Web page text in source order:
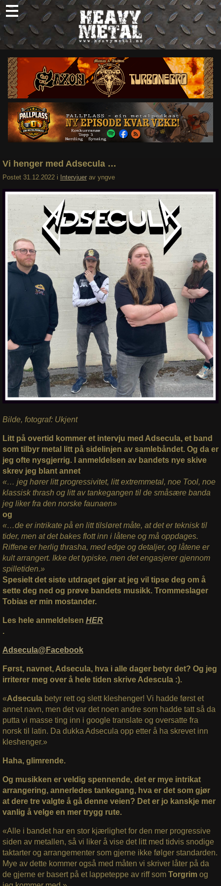
Skip
to
content
Nyheter
Omtaler
Intervjuer
Om oss
Abonner
Søk
Vi henger med Adsecula …
Postet 31.12.2022 i Intervjuer av yngve
Bilde, fotograf: Ukjent
Litt på overtid kommer et intervju med Adsecula, et band
som tilbyr metal litt på sidelinjen av samlebåndet. Og da er
jeg ofte nysgjerrig. I anmeldelsen av bandets nye skive
skrev jeg blant annet
«… jeg hører litt progressivitet, litt extremmetal, noe Tool, noe
klassisk thrash og litt av tankegangen til de småsære banda
jeg liker fra den norske faunaen»
og
«…de er intrikate på en litt tilsløret måte, at det er teknisk til
tider, men at det bakes flott inn i låtene og må oppdages.
Riffene er herlig thrasha, med edge og detaljer, og låtene er
kult arrangert. Ikke det typiske, men det engasjerer gjennom
spilletiden.»
Spesielt det siste utdraget gjør at jeg vil tipse deg om å
sette deg ned og prøve bandets musikk. Trommeslager
Tobias er min mostander.
Les hele anmeldelsen HER
.
Adsecula@Facebook
Først, navnet, Adsecula, hva i alle dager betyr det? Og jeg
irriterer meg over å hele tiden skrive Adescula :).
«Adsecula betyr rett og slett kleshenger! Vi hadde først et
annet navn, men det var det noen andre som hadde tatt så da
putta vi masse ting inn i google translate og oversatte fra
norsk til latin. Da dukka Adsecula opp etter å ha skrevet inn
kleshenger.»
Haha, glimrende.
Og musikken er veldig spennende, det er mye intrikat
arrangering, annerledes tankegang, hva er det som gjør
at dere tre valgte å gå denne veien? Det er jo kanskje mer
vanlig å velge en mer trygg rute.
«Alle i bandet har en stor kjærlighet for den mer progressive
siden av metallen, så vi liker å vise det litt med tidvis snodige
taktarter og arrangementer som gjerne ikke følger standarden.
Mye av dette kommer også med måten vi skriver låter på da
de gjerne er basert på et lappeteppe av riff som Torgrim og